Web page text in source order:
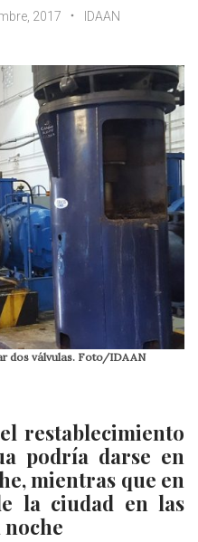
2017
IDAAN
dos válvulas. Foto/IDAAN
restablecimiento
podría darse en
mientras que en
la ciudad en las